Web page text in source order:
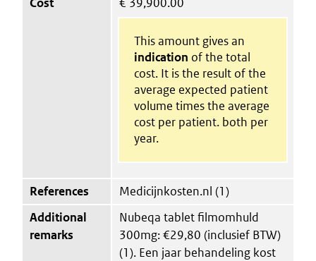
This amount gives an
indication of the total
cost. It is the result of the
average expected patient
volume times the average
cost per patient. both per
year.
References
Medicijnkosten.nl (1)
Additional
remarks
Nubeqa tablet filmomhuld
300mg: €29,80 (inclusief BTW)
(1). Een jaar behandeling kost